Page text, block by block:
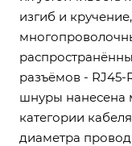
изгиб и
разъёмов -
шнуры нанесена
категории
диаметра